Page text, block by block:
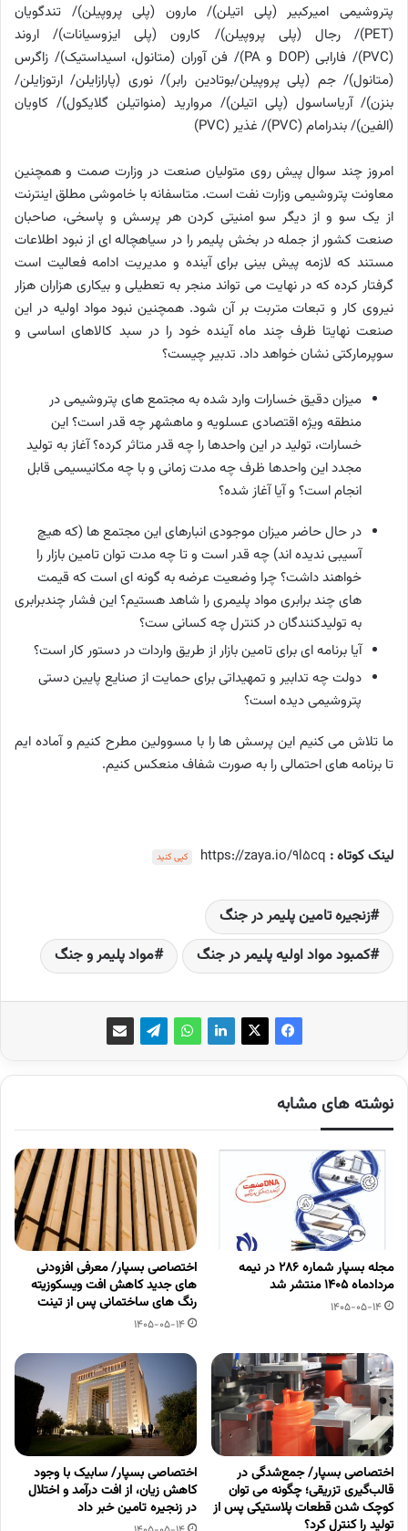
پتروشیمی امیرکبیر (پلی اتیلن)/ مارون (پلی پروپیلن)/ تندگویان
(PET)/ رجال (پلی پروپیلن)/ کارون (پلی ایزوسیانات)/ اروند
(PVC)/ فارابی (DOP و PA)/ فن آوران (متانول، اسیداستیک)/ زاگرس
(متانول)/ جم (پلی پروپیلن/بوتادین رابر)/ نوری (پارازایلن/ ارتوزایلن/
بنزن)/ آریاساسول (پلی اتیلن)/ مروارید (منواتیلن گلایکول)/ کاویان
(الفین)/ بندرامام (PVC)/ غذیر (PVC)
امروز چند سوال پیش روی متولیان صنعت در وزارت صمت و همچنین
معاونت پتروشیمی وزارت نفت است. متاسفانه با خاموشی مطلق اینترنت
از یک سو و از دیگر سو امنیتی کردن هر پرسش و پاسخی، صاحبان
صنعت کشور از جمله در بخش پلیمر را در سیاهچاله ای از نبود اطلاعات
مستند که لازمه پیش بینی برای آینده و مدیریت ادامه فعالیت است
گرفتار کرده که در نهایت می تواند منجر به تعطیلی و بیکاری هزاران هزار
نیروی کار و تبعات متربت بر آن شود. همچنین نبود مواد اولیه در این
صنعت نهایتا ظرف چند ماه آینده خود را در سبد کالاهای اساسی و
سوپرمارکتی نشان خواهد داد. تدبیر چیست؟
میزان دقیق خسارات وارد شده به مجتمع های پتروشیمی در
منطقه ویژه اقتصادی عسلویه و ماهشهر چه قدر است؟ این
خسارات، تولید در این واحدها را چه قدر متاثر کرده؟ آغاز به تولید
مجدد این واحدها ظرف چه مدت زمانی و با چه مکانیسیمی قابل
انجام است؟ و آیا آغاز شده؟
در حال حاضر میزان موجودی انبارهای این مجتمع ها (که هیچ
آسیبی ندیده اند) چه قدر است و تا چه مدت توان تامین بازار را
خواهند داشت؟ چرا وضعیت عرضه به گونه ای است که قیمت
های چند برابری مواد پلیمری را شاهد هستیم؟ این فشار چندبرابری
به تولیدکنندگان در کنترل چه کسانی ست؟
آیا برنامه ای برای تامین بازار از طریق واردات در دستور کار است؟
دولت چه تدابیر و تمهیداتی برای حمایت از صنایع پایین دستی
پتروشیمی دیده است؟
ما تلاش می کنیم این پرسش ها را با مسوولین مطرح کنیم و آماده ایم
تا برنامه های احتمالی را به صورت شفاف منعکس کنیم.
لینک کوتاه : https://zaya.io/9l5cq کپی کنید
زنجیره تامین پلیمر در جنگ
کمبود مواد اولیه پلیمر در جنگ
مواد پلیمر و جنگ
نوشته های مشابه
مجله بسپار شماره 286 در نیمه
مردادماه 1405 منتشر شد
1405-05-14
اختصاصی بسپار/ معرفی افزودنی
های جدید کاهش افت ویسکوزیته
رنگ های ساختمانی پس از تینت
1405-05-14
اختصاصی بسپار/ جمع‌شدگی در
قالب‌گیری تزریقی؛ چگونه می توان
کوچک شدن قطعات پلاستیکی پس از
تولید را کنترل کرد؟
اختصاصی بسپار/ سابیک با وجود
کاهش زیان، از افت درآمد و اختلال
در زنجیره تامین خبر داد